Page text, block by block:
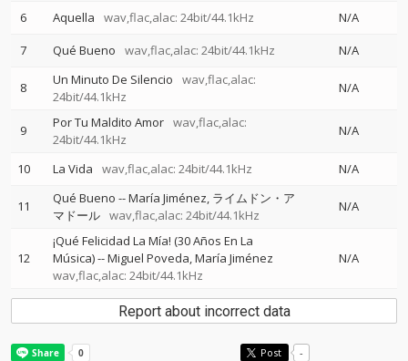
6 Aquella wav,flac,alac: 24bit/44.1kHz
N/A
7
Qué Bueno wav,flac,alac: 24bit/44.1kHz N/A
8 Un Minuto De Silencio
wav,flac,alac:
24bit/44.1kHz
N/A
9 Por Tu Maldito Amor wav,flac,alac:
24bit/44.1kHz
N/A
10 La Vida wav,flac,alac: 24bit/44.1kHz N/A
11 Qué Bueno --María Jiménez ライムドン・ア
マドール wav,flac,alac: 24bit/44.1kHz
N/A
12
¡Qué Felicidad La Mía! (30 Años En La
Música)--Miguel Poveda María Jiménez
wav,flac,alac: 24bit/44.1kHz
N/A
Report about incorrect data
Post -